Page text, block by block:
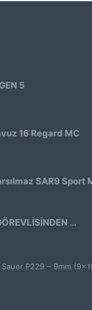
5
16 Regard MC
EMEKLİ EMNİYET GÖREVLİSİNDEN ATMACA 53 KLASİK14